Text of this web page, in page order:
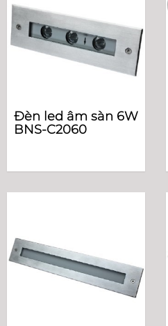
Đèn led âm sàn 6W
BNS-C2060